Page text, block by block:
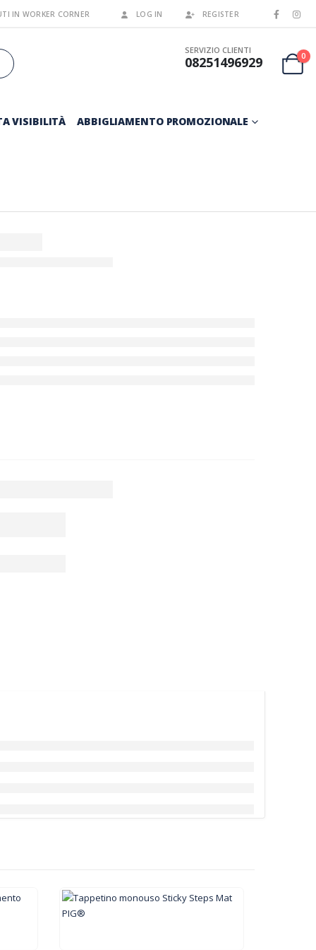
IN WORKER CORNER LOG IN REGISTER
SERVIZIO CLIENTI
08251496929 0
VISIBILITÀ ABBIGLIAMENTO PROMOZIONALE